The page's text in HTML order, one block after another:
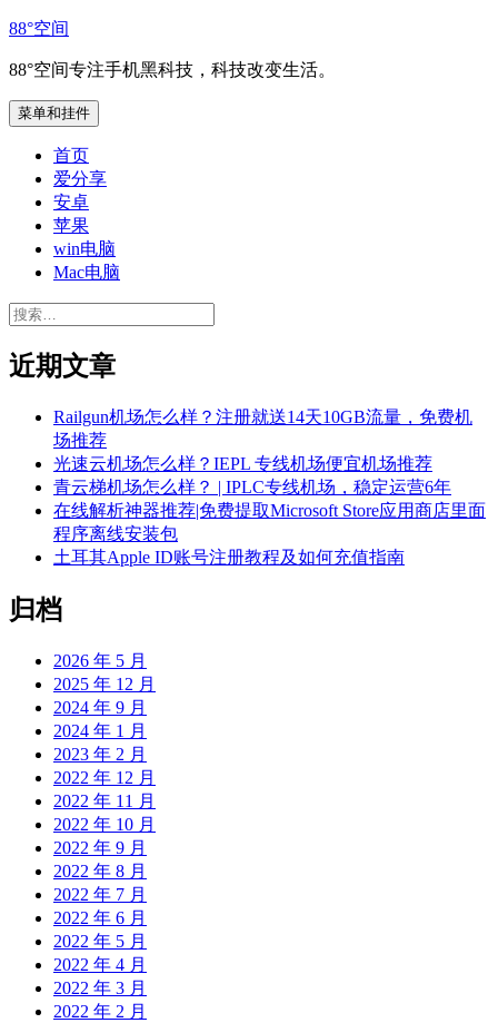
跳
内
容
88°空间
88°空间专注手机黑科技，科技改变生活。
菜单和挂件
首页
爱分享
安卓
苹果
win电脑
Mac电脑
搜
近期文章
Railgun机场怎么样？注册就送14天10GB流量，免费机
场推荐
光速云机场怎么样？IEPL 专线机场便宜机场推荐
青云梯机场怎么样？ | IPLC专线机场，稳定运营6年
在线解析神器推荐|免费提取Microsoft Store应用商店里面
程序离线安装包
土耳其Apple ID账号注册教程及如何充值指南
归档
2026 年 5 月
2025 年 12 月
2024 年 9 月
2024 年 1 月
2023 年 2 月
2022 年 12 月
2022 年 11 月
2022 年 10 月
2022 年 9 月
2022 年 8 月
2022 年 7 月
2022 年 6 月
2022 年 5 月
2022 年 4 月
2022 年 3 月
2022 年 2 月